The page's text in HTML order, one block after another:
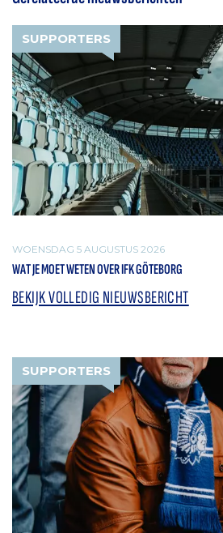
SUPPORTERS
WOENSDAG 5 AUGUSTUS 2026
WAT JE MOET WETEN OVER IFK GÖTEBORG
BEKIJK VOLLEDIG NIEUWSBERICHT
SUPPORTERS